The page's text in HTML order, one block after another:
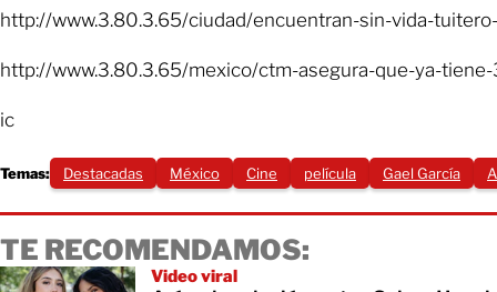
http://www.3.80.3.65/ciudad/encuentran-sin-vida-
http://www.3.80.3.65/mexico/ctm-asegura-que-ya-
ic
Temas: Destacadas México Cine película Gael García
TE RECOMENDAMOS:
Video viral